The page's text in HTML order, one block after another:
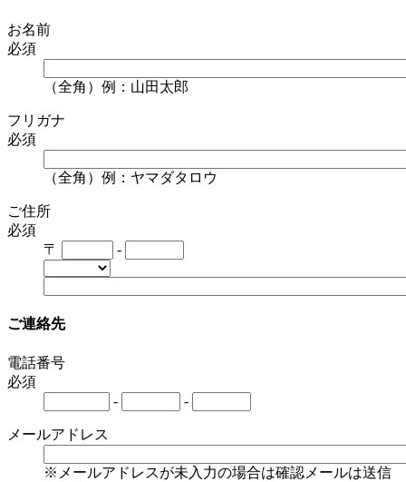
お名前
必須
（全角）例：山田太郎
フリガナ
必須
（全角）例：ヤマダタロウ
ご住所
必須
〒
-
ご連絡先
電話番号
必須
-
-
メールアドレス
※メールアドレスが未入力の場合は確認メールは送信